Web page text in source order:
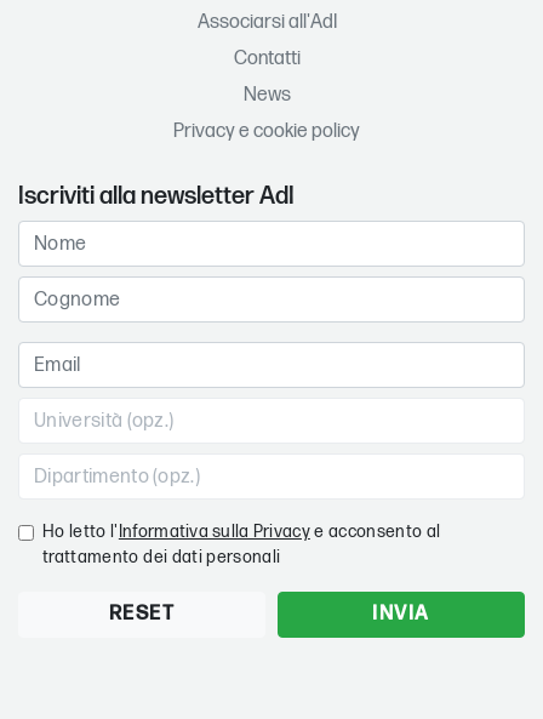
Associarsi all'AdI
Contatti
News
Privacy e cookie policy
Iscriviti alla newsletter AdI
Ho letto l'Informativa sulla Privacye acconsento al
trattamento dei dati personali
RESET INVIA